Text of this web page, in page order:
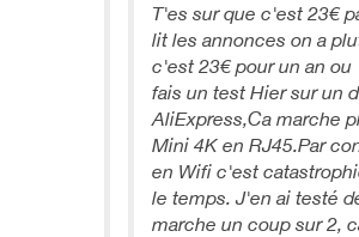
T'es sur que c'est 23€
lit les annonces on a
c'est 23€ pour un an
fais un test Hier sur un
AliExpress,Ca marche
Mini 4K en RJ45.Par
en Wifi c'est
le temps. J'en ai testé
marche un coup sur 2,